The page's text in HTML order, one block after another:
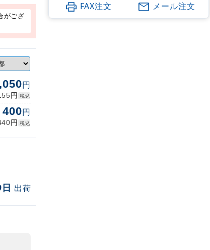
がござ
円
円 税込
400円
円 税込
出荷
FAX注文 メール注文